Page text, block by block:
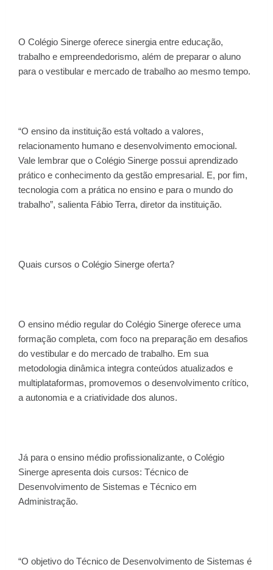
O Colégio Sinerge oferece sinergia entre educação,
trabalho e empreendedorismo, além de preparar o aluno
para o vestibular e mercado de trabalho ao mesmo tempo.
“O ensino da instituição está voltado a valores,
relacionamento humano e desenvolvimento emocional.
Vale lembrar que o Colégio Sinerge possui aprendizado
prático e conhecimento da gestão empresarial. E, por fim,
tecnologia com a prática no ensino e para o mundo do
trabalho”, salienta Fábio Terra, diretor da instituição.
Quais cursos o Colégio Sinerge oferta?
O ensino médio regular do Colégio Sinerge oferece uma
formação completa, com foco na preparação em desafios
do vestibular e do mercado de trabalho. Em sua
metodologia dinâmica integra conteúdos atualizados e
multiplataformas, promovemos o desenvolvimento crítico,
a autonomia e a criatividade dos alunos.
Já para o ensino médio profissionalizante, o Colégio
Sinerge apresenta dois cursos: Técnico de
Desenvolvimento de Sistemas e Técnico em
Administração.
“O objetivo do Técnico de Desenvolvimento de Sistemas é